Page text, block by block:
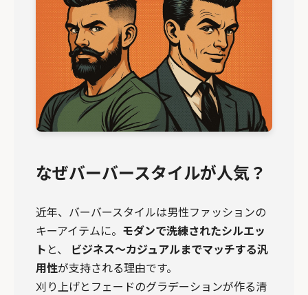
なぜバーバースタイルが人気？
近年、バーバースタイルは男性ファッションの
キーアイテムに。 モダンで洗練されたシルエッ
ト と、 ビジネス～カジュアルまでマッチする汎
用性が支持される理由です。
刈り上げとフェードのグラデーションが作る清